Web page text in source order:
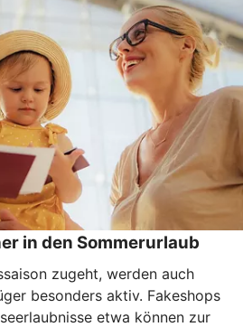
in den Sommerurlaub
zugeht, werden auch
besonders aktiv. Fakeshops
etwa können zur